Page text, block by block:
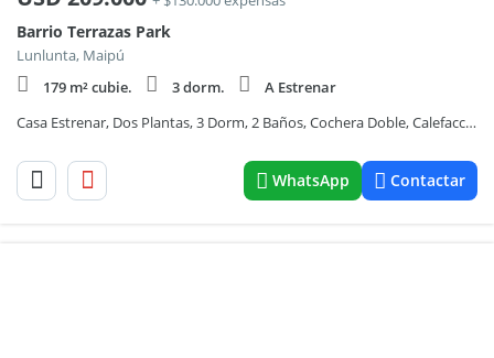
Barrio Terrazas Park
Lunlunta, Maipú
179 m² cubie.
3 dorm.
A Estrenar
Casa Estrenar, Dos Plantas, 3 Dorm, 2 Baños, Cochera Doble, Calefacción, Jardín
WhatsApp Contactar